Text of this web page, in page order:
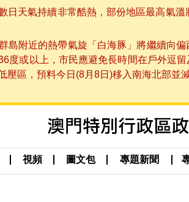
日天氣持續非常酷熱，部份地區最高氣
島附近的熱帶氣旋「白海豚」將繼續向
度或以上，市民應避免長時間在戶外逗
壓區，預料今日(8月8日)移入南海北部
視頻 圖文包 專題新聞